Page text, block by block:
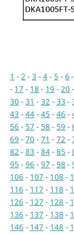
1 - 2 - 3 - 4 - 5 - 6 -
- 17 - 18 - 19 - 20 -
30 - 31 - 32 - 33 -
43 - 44 - 45 - 46 -
56 - 57 - 58 - 59 -
69 - 70 - 71 - 72 -
82 - 83 - 84 - 85 -
95 - 96 - 97 - 98 -
106 - 107 - 108 -
116 - 117 - 118 -
126 - 127 - 128 -
136 - 137 - 138 -
146 - 147 - 148 -